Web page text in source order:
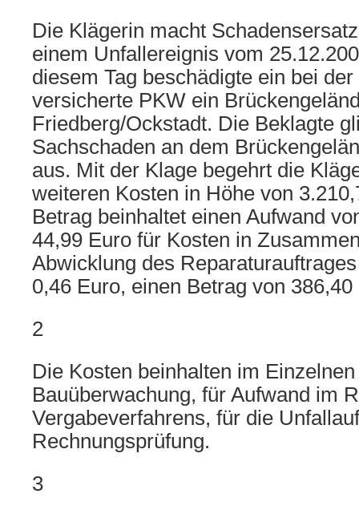
Die Klägerin macht
einem Unfallereignis vom
diesem Tag beschädigte ein bei
versicherte PKW ein
Friedberg/Ockstadt. Die Beklagte
Sachschaden an dem
aus. Mit der Klage begehrt die
weiteren Kosten in Höhe von
Betrag beinhaltet einen Aufwand
44,99 Euro für Kosten in
Abwicklung des
0,46 Euro, einen Betrag von
2
Die Kosten beinhalten im
Bauüberwachung, für Aufwand im
Vergabeverfahrens, für die
Rechnungsprüfung.
3